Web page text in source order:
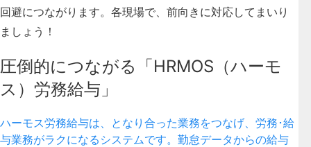
回避につながります。各現場で、前向きに対応してまいり
ましょう！
圧倒的につながる「HRMOS（ハーモ
ス）労務給与」
ハーモス労務給与は、となり合った業務をつなげ、労務･給
与業務がラクになるシステムです。勤怠データからの給与